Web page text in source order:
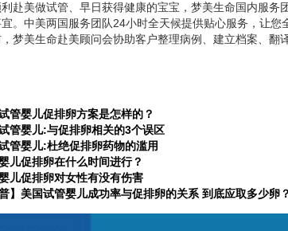
赴美做试管、早日获得健康的宝宝，梦美生命国内服
。中美两国服务团队24小时全天候提供贴心服务，让您
梦美生命赴美顾问会协助客户整理病例、建立档案、
管婴儿促排卵方案是怎样的？
管婴儿:与促排卵相关的3个误区
管婴儿:杜绝促排卵药物的滥用
儿促排卵在什么时间进行？
儿促排卵对女性有没有伤害
普】美国试管婴儿成功率与促排卵的关系 到底应取多少卵？